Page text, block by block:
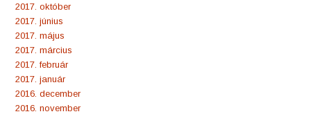
2017. október
2017. június
2017. május
2017. március
2017. február
2017. január
2016. december
2016. november